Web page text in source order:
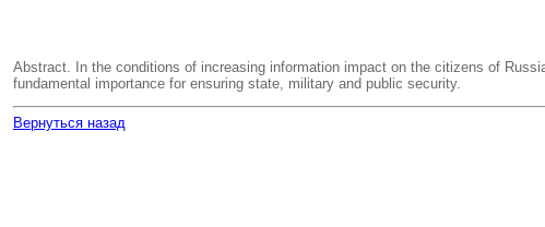
Abstract. In the conditions of increasing information impact on the citizens of
fundamental importance for ensuring state, military and public security.
Вернуться назад